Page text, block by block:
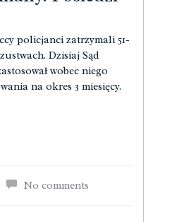
policjanci zatrzymali 51-
Dzisiaj Sąd
wobec niego
na okres 3 miesięcy.
No comments